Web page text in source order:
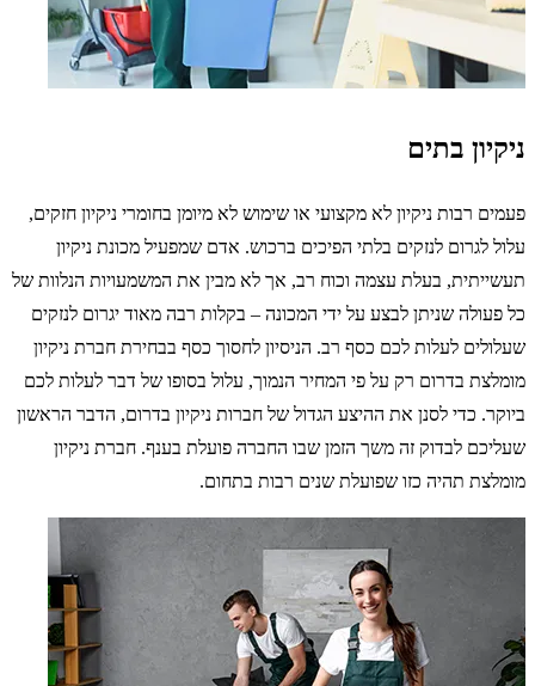
ניקיון בתים
פעמים רבות ניקיון לא מקצועי או שימוש לא מיומן בחומרי ניקיון חזקים,
עלול לגרום לנזקים בלתי הפיכים ברכוש. אדם שמפעיל מכונת ניקיון
תעשייתית, בעלת עצמה וכוח רב, אך לא מבין את המשמעויות הנלוות של
כל פעולה שניתן לבצע על ידי המכונה – בקלות רבה מאוד יגרום לנזקים
שעלולים לעלות לכם כסף רב. הניסיון לחסוך כסף בבחירת חברת ניקיון
מומלצת בדרום רק על פי המחיר הנמוך, עלול בסופו של דבר לעלות לכם
ביוקר. כדי לסנן את ההיצע הגדול של חברות ניקיון בדרום, הדבר הראשון
שעליכם לבדוק זה משך הזמן שבו החברה פועלת בענף. חברת ניקיון
מומלצת תהיה כזו שפועלת שנים רבות בתחום.